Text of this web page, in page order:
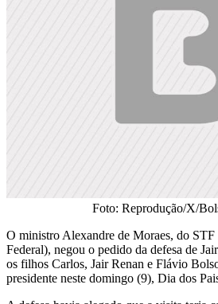
Foto: Reprodução/X/
O ministro Alexandre de Moraes, do
Federal), negou o pedido da defesa de
os filhos Carlos, Jair Renan e Flávio
presidente neste domingo (9), Dia dos